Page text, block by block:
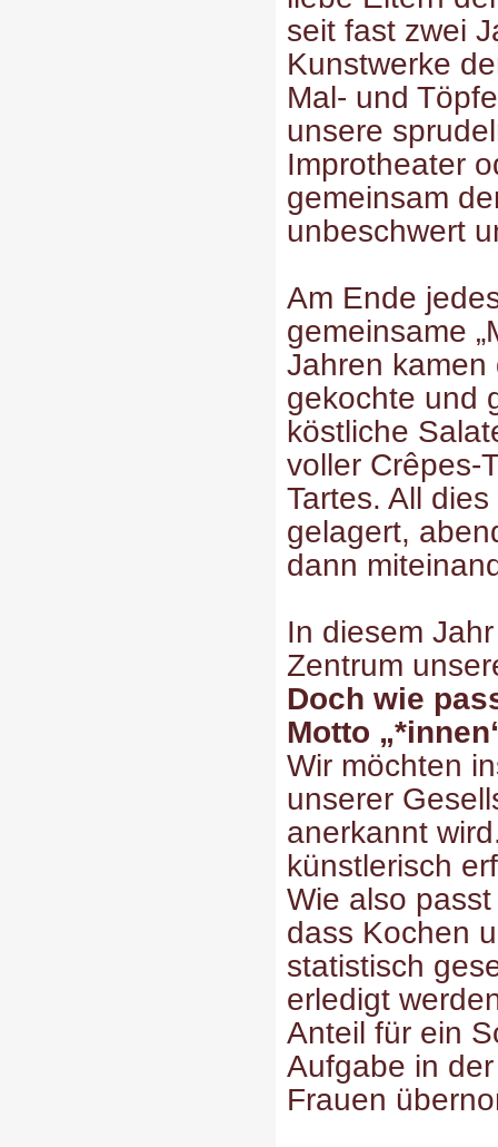
seit fast zwei
Kunstwerke
Mal- und
unsere
Improtheater
gemeinsam
unbeschwert
Am Ende
gemeinsame
Jahren kamen
gekochte und
köstliche
voller Crêpes-
Tartes. All
gelagert,
dann
In diesem
Zentrum
Doch wie
Motto
Wir möchten
unserer
anerkannt
künstlerisch
Wie also
dass Kochen
statistisch
erledigt
Anteil für ein
Aufgabe in
Frauen